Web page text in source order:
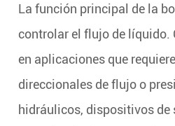
La función principal de la
controlar el flujo de líquido.
en aplicaciones que
direccionales de flujo o
hidráulicos, dispositivos